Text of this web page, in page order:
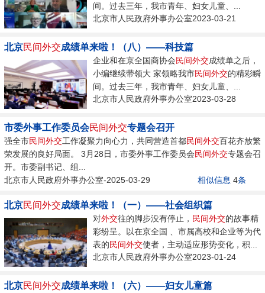
间。过去三年，我市青年、妇女儿童、...
北京市人民政府外事办公室2023-03-21
北京民间外交成绩单来啦！（八）——科技篇
企业和在京全国商协会民间外交成绩单之后，
小编继续带领大 家领略我市民间外交的精彩瞬
间。过去三年，我市青年、妇女儿童、...
北京市人民政府外事办公室2023-03-28
市委外事工作委员会民间外交专题会召开
强全市民间外交工作凝聚力向心力，共同营造首都民间外交百花齐放繁
荣发展的良好局面。 3月28日，市委外事工作委员会民间外交专题会召
开。市委副书记、组...
北京市人民政府外事办公室-2025-03-29
相似信息 4条
北京民间外交成绩单来啦！（一）——社会组织篇
对外交往的脚步没有停止， 民间外交的故事精
彩纷呈。以在京全国 、市属高校和企业等为代
表的民间外交使者，主动适应形势变化，积...
北京市人民政府外事办公室2023-01-24
北京民间外交成绩单来啦！（六）——妇女儿童篇